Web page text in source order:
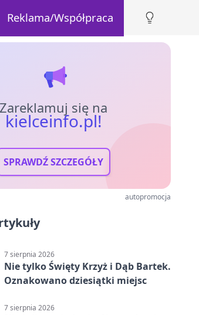
Reklama/Współpraca
Zareklamuj się na
kielceinfo.pl!
SPRAWDŹ SZCZEGÓŁY
autopromocja
7 sierpnia 2026
Nie tylko Święty Krzyż i Dąb Bartek.
Oznakowano dziesiątki miejsc
7 sierpnia 2026